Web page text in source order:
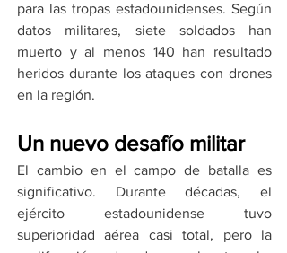
para las tropas estadounidenses. Según
datos militares, siete soldados han
muerto y al menos 140 han resultado
heridos durante los ataques con drones
en la región.
Un nuevo desafío militar
El cambio en el campo de batalla es
significativo. Durante décadas, el
ejército estadounidense tuvo
superioridad aérea casi total, pero la